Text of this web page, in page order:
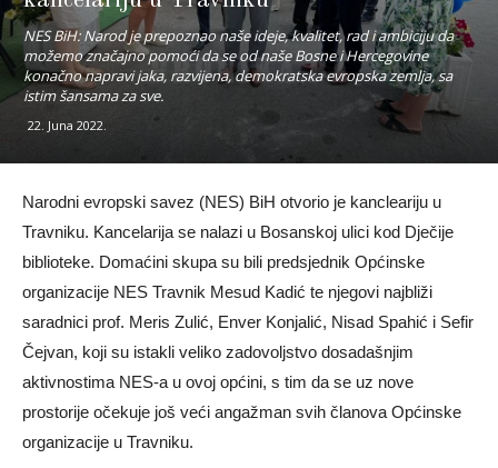
NES BiH: Narod je prepoznao naše ideje, kvalitet, rad i ambiciju da
možemo značajno pomoći da se od naše Bosne i Hercegovine
konačno napravi jaka, razvijena, demokratska evropska zemlja, sa
istim šansama za sve.
22. Juna 2022.
Narodni evropski savez (NES) BiH otvorio je kancleariju u
Travniku. Kancelarija se nalazi u Bosanskoj ulici kod Dječije
biblioteke. Domaćini skupa su bili predsjednik Općinske
organizacije NES Travnik Mesud Kadić te njegovi najbliži
saradnici prof. Meris Zulić, Enver Konjalić, Nisad Spahić i Sefir
Čejvan, koji su istakli veliko zadovoljstvo dosadašnjim
aktivnostima NES-a u ovoj općini, s tim da se uz nove
prostorije očekuje još veći angažman svih članova Općinske
organizacije u Travniku.